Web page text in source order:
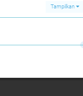
Tampilkan